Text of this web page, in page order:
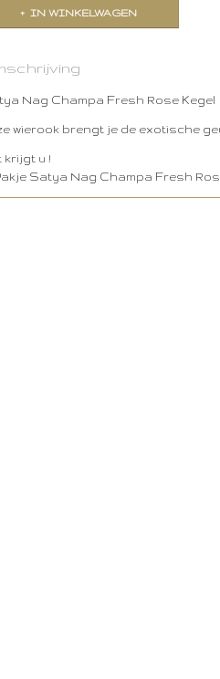
IN WINKELWAGEN
Nag Champa Fresh Rose Kegel
wierook brengt je de exotische
krijgt u !
Satya Nag Champa Fresh